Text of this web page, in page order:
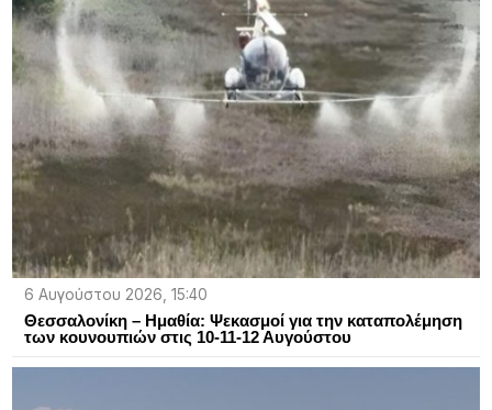
6 Αυγούστου 2026, 15:40
Θεσσαλονίκη – Ημαθία: Ψεκασμοί για την καταπολέμηση
των κουνουπιών στις 10-11-12 Αυγούστου